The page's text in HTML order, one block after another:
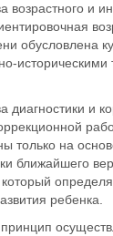
возрастного и
обусловлена
историческими
диагностики и
только на
ближайшего
ребенка.